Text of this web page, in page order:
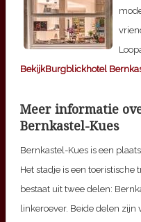
BekijkBurgblickhotel
Meer informatie
Bernkastel-Kues
Bernkastel-Kues is een
Het stadje is een
bestaat uit twee delen:
linkeroever. Beide delen